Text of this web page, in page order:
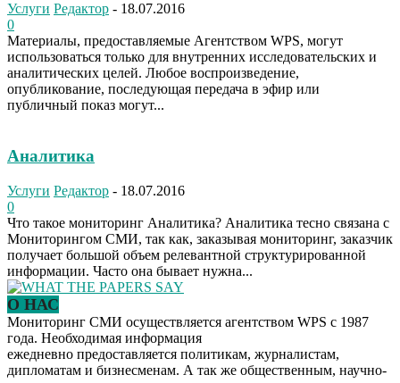
Услуги Редактор - 18.07.2016
0
Материалы, предоставляемые Агентством WPS, могут
использоваться только для внутренних исследовательских и
аналитических целей. Любое воспроизведение,
опубликование, последующая передача в эфир или
публичный показ могут...
Аналитика
Услуги Редактор - 18.07.2016
0
Что такое мониторинг Аналитика? Аналитика тесно связана с
Мониторингом СМИ, так как, заказывая мониторинг, заказчик
получает большой объем релевантной структурированной
информации. Часто она бывает нужна...
О НАС
Мониторинг СМИ осуществляется агентством WPS с 1987
года. Необходимая информация
ежедневно предоставляется политикам, журналистам,
дипломатам и бизнесменам. А так же общественным, научно-